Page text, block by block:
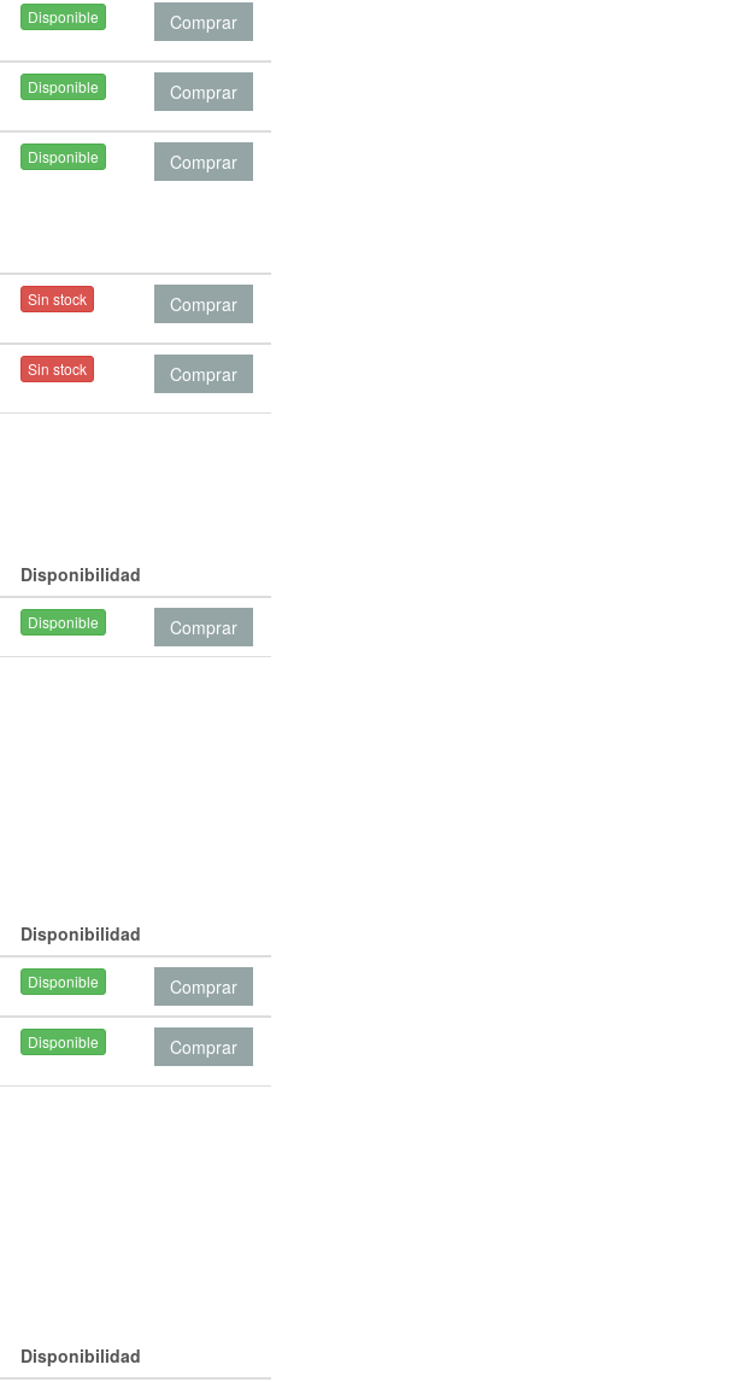
Disponible Comprar
Disponible Comprar
Disponible Comprar
Sin stock Comprar
Sin stock Comprar
Disponibilidad
Disponible Comprar
Disponibilidad
Disponible Comprar
Disponible Comprar
Disponibilidad